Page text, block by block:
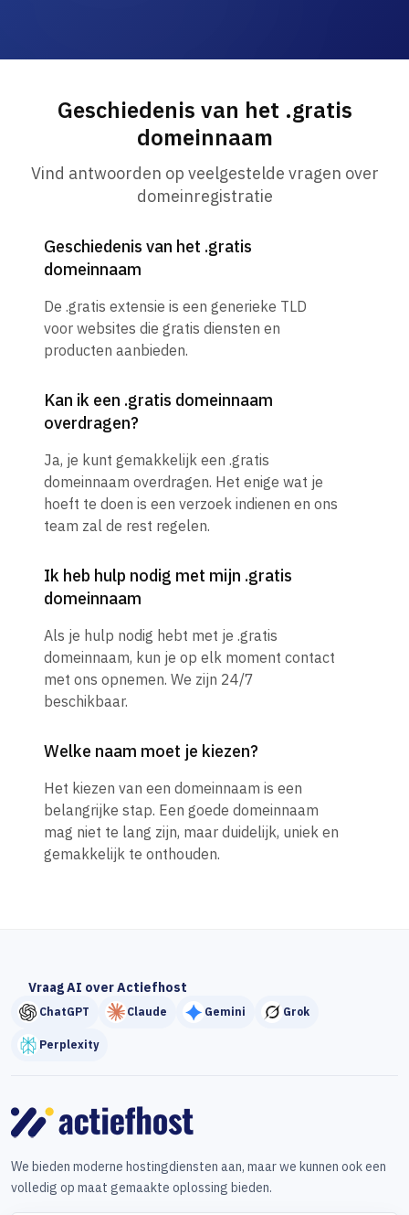
Geschiedenis van het .gratis
domeinnaam
Vind antwoorden op veelgestelde vragen over
domeinregistratie
Geschiedenis van het .gratis
domeinnaam
De .gratis extensie is een generieke TLD
voor websites die gratis diensten en
producten aanbieden.
Kan ik een .gratis domeinnaam
overdragen?
Ja, je kunt gemakkelijk een .gratis
domeinnaam overdragen. Het enige wat je
hoeft te doen is een verzoek indienen en ons
team zal de rest regelen.
Ik heb hulp nodig met mijn .gratis
domeinnaam
Als je hulp nodig hebt met je .gratis
domeinnaam, kun je op elk moment contact
met ons opnemen. We zijn 24/7
beschikbaar.
Welke naam moet je kiezen?
Het kiezen van een domeinnaam is een
belangrijke stap. Een goede domeinnaam
mag niet te lang zijn, maar duidelijk, uniek en
gemakkelijk te onthouden.
Vraag AI over Actiefhost
ChatGPT Claude Gemini Grok
Perplexity
We bieden moderne hostingdiensten aan, maar we kunnen ook een
volledig op maat gemaakte oplossing bieden.